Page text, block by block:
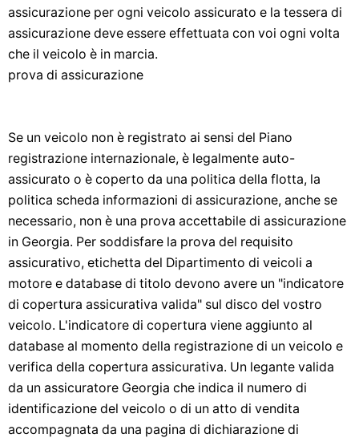
assicurazione per ogni veicolo assicurato e la tessera di
assicurazione deve essere effettuata con voi ogni volta
che il veicolo è in marcia.
prova di assicurazione
Se un veicolo non è registrato ai sensi del Piano
registrazione internazionale, è legalmente auto-
assicurato o è coperto da una politica della flotta, la
politica scheda informazioni di assicurazione, anche se
necessario, non è una prova accettabile di assicurazione
in Georgia. Per soddisfare la prova del requisito
assicurativo, etichetta del Dipartimento di veicoli a
motore e database di titolo devono avere un "indicatore
di copertura assicurativa valida" sul disco del vostro
veicolo. L'indicatore di copertura viene aggiunto al
database al momento della registrazione di un veicolo e
verifica della copertura assicurativa. Un legante valida
da un assicuratore Georgia che indica il numero di
identificazione del veicolo o di un atto di vendita
accompagnata da una pagina di dichiarazione di